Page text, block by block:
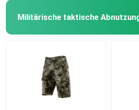
Militärische taktische